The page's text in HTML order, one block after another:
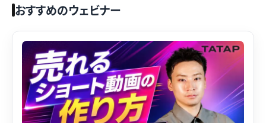
おすすめのウェビナー